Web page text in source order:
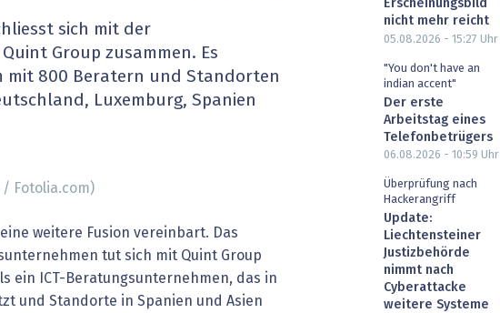
Gesundheit wird digital
Blockchain
EU-DSGVO
Digital Banking
» alle Dossiers
Artificial Intelligence
Finance 2030
Fintech & Insurtech
Professional AV & Digital Signage
sich mit der
Group zusammen. Es
mit 800 Beratern und Standorten
Luxemburg, Spanien
Fotolia.com)
weitere Fusion vereinbart. Das
tut sich mit Quint Group
ein ICT-Beratungsunternehmen, das in
und Standorte in Spanien und Asien
Erscheinungsbild
nicht mehr reicht
05.08.2026 - 15:27 Uhr
"You don't have an
indian accent"
Der erste
Arbeitstag eines
Telefonbetrügers
06.08.2026 - 10:59 Uhr
Überprüfung nach
Hackerangriff
Update:
Liechtensteiner
Justizbehörde
nimmt nach
Cyberattacke
weitere Systeme